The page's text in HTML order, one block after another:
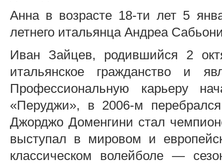
Анна в возрасте 18-ти лет 5
летнего итальянца Андреа
Иван Зайцев, родившийся 2
итальянское гражданство и
Профессиональную карьеру
«Перуджи», в 2006-м
Джорджо Доменгини стал
выступал в мировом и
классическом волейболе —